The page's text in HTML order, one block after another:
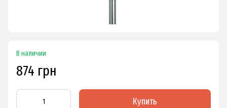
В наличии
874 грн
Купить